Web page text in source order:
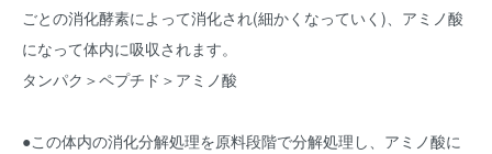
ごとの消化酵素によって消化され(細かくなっていく)、アミノ酸
になって体内に吸収されます。
タンパク＞ペプチド＞アミノ酸
●この体内の消化分解処理を原料段階で分解処理し、アミノ酸に